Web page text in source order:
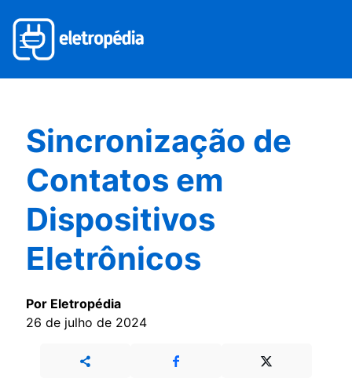
Sincronização de
Contatos em
Dispositivos
Eletrônicos
Por Eletropédia
26 de julho de 2024